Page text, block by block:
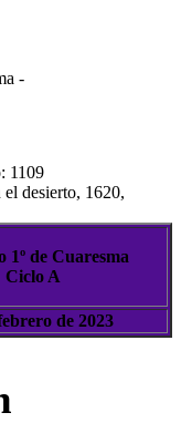
-
1109
1º de Cuaresma
Ciclo A
de 2023